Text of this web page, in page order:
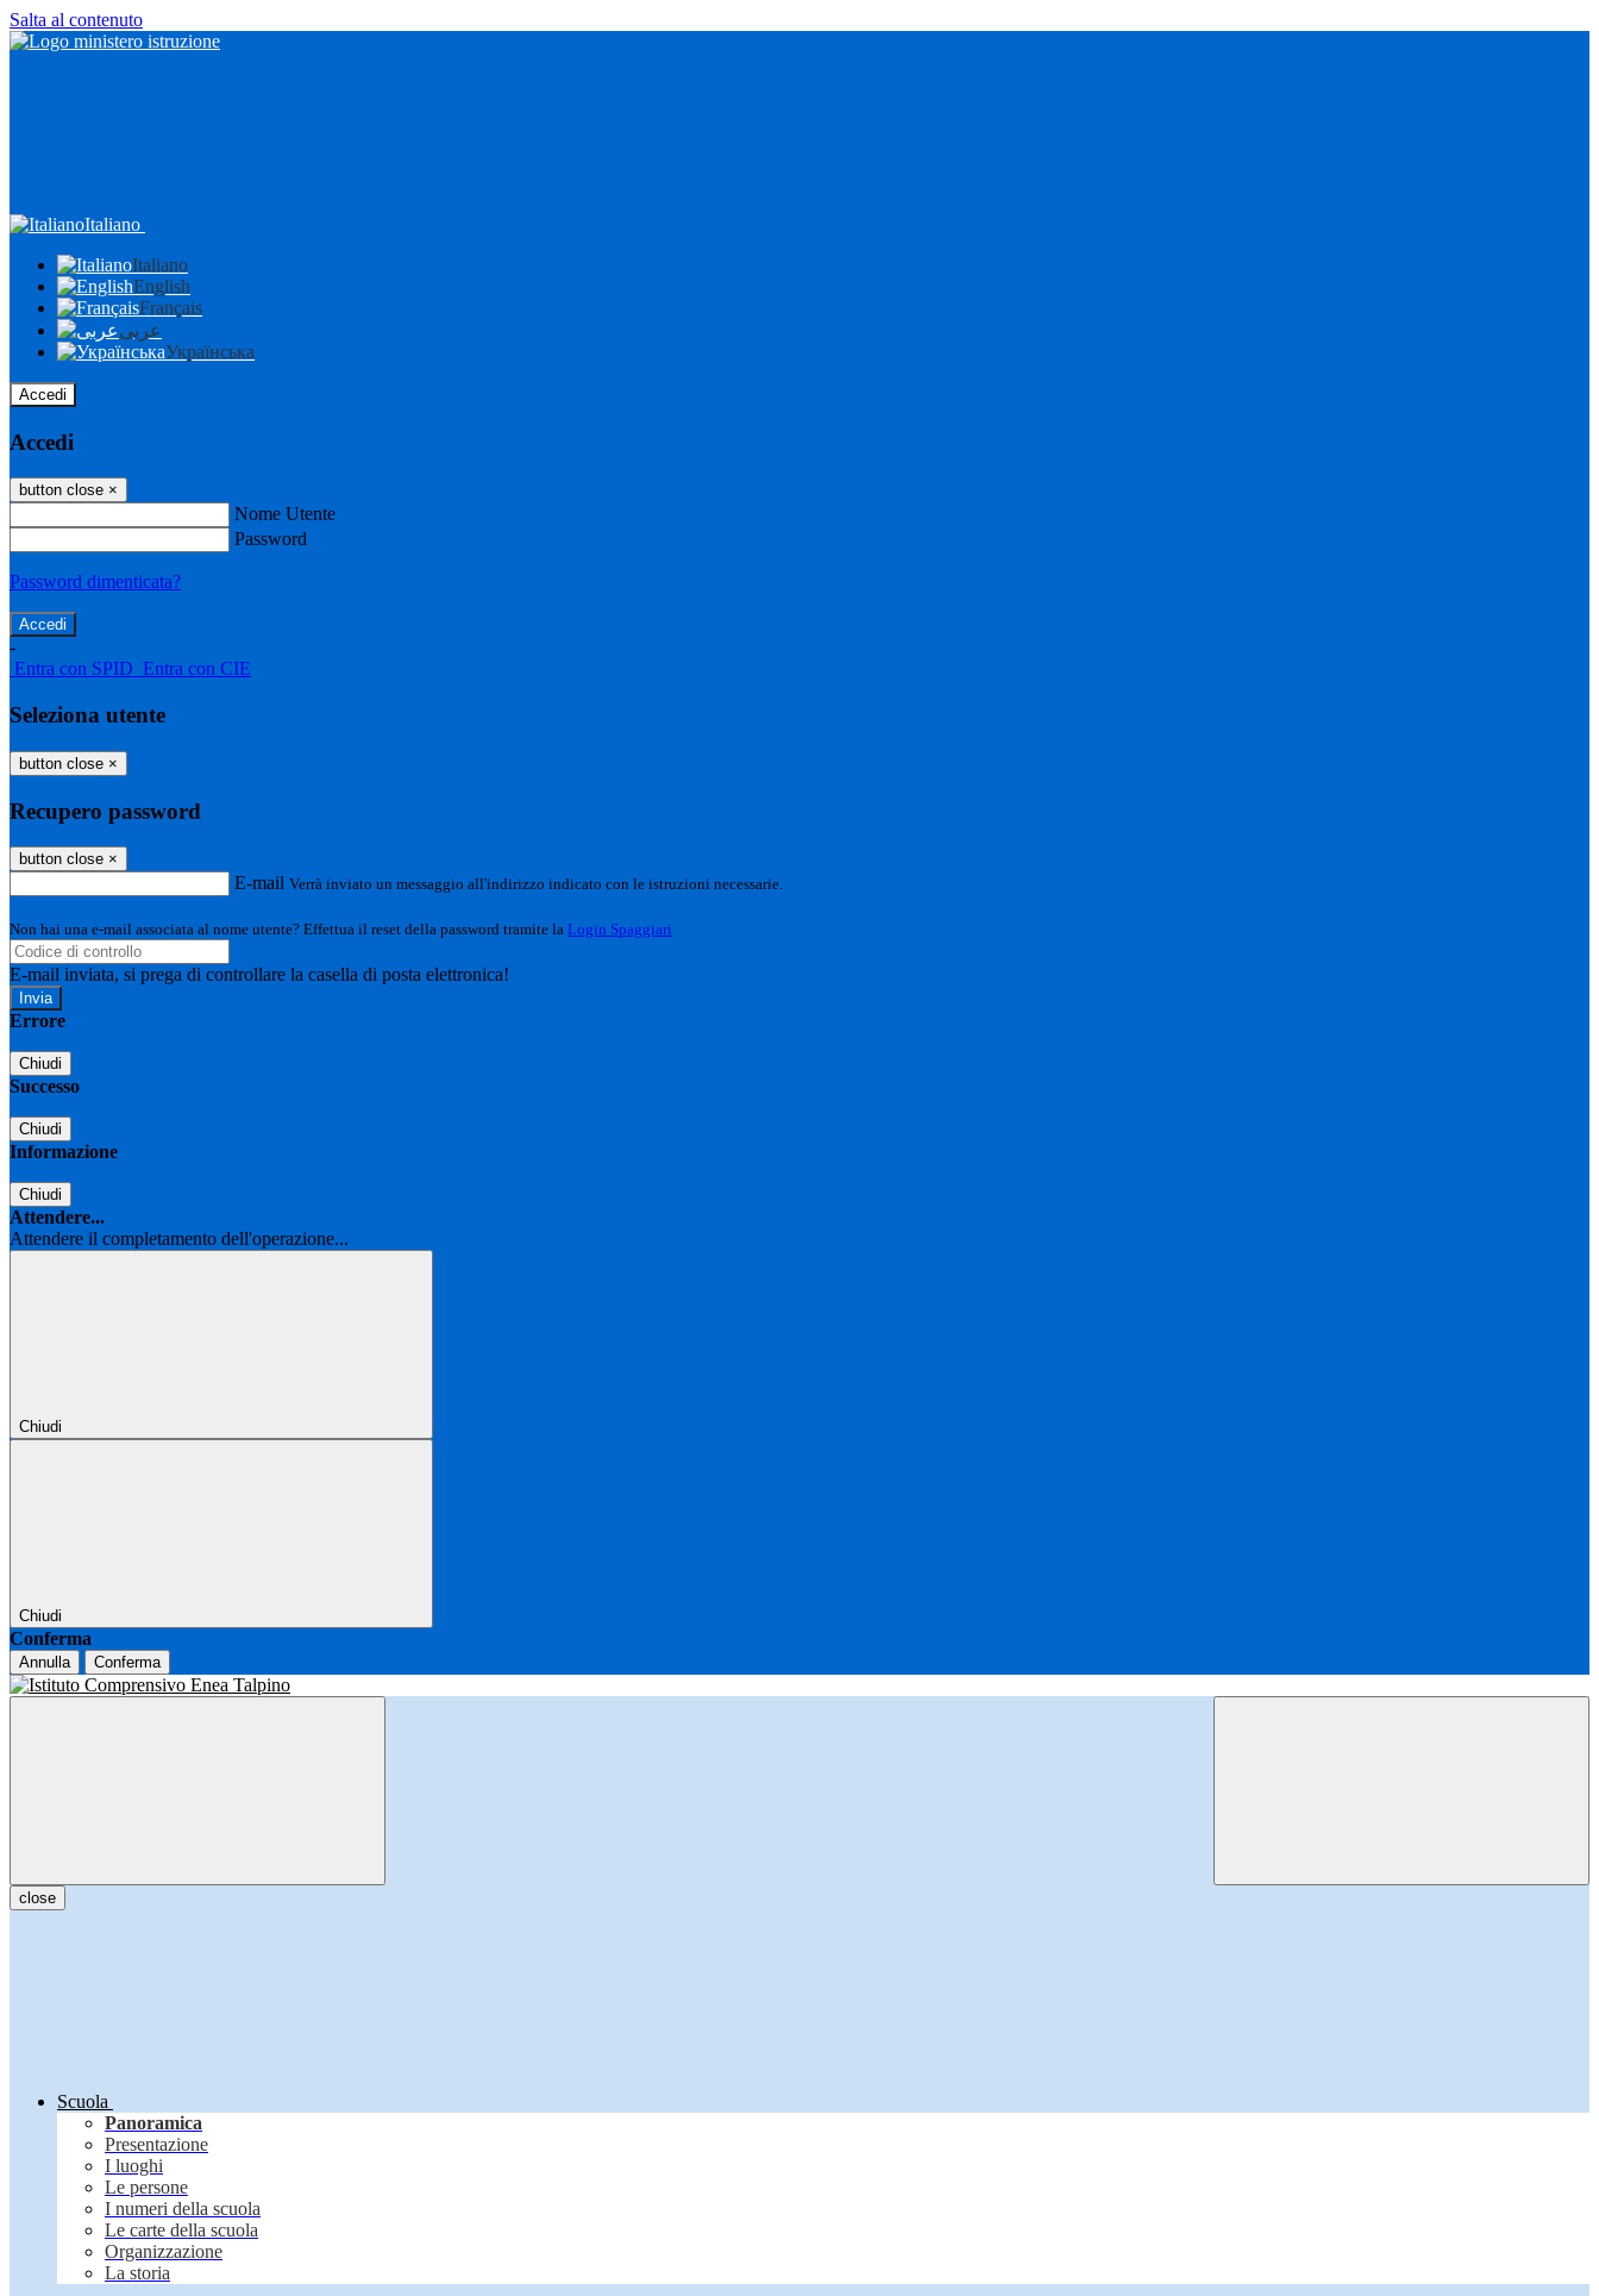
Salta al contenuto
Italiano
Italiano
English
Français
عربى
Українська
Accedi
Accedi
button close ×
Nome Utente
Password
Password dimenticata?
-
Entra con SPID Entra con CIE
Seleziona utente
button close ×
Recupero password
button close ×
E-mail Verrà inviato un messaggio all'indirizzo indicato con le istruzioni necessarie.
Non hai una e-mail associata al nome utente? Effettua il reset della password tramite la Login Spaggiari
E-mail inviata, si prega di controllare la casella di posta elettronica!
Errore
Chiudi
Successo
Chiudi
Informazione
Chiudi
Attendere...
Attendere il completamento dell'operazione...
Chiudi
Chiudi
Conferma
Annulla Conferma
close
Scuola
Panoramica
Presentazione
I luoghi
Le persone
I numeri della scuola
Le carte della scuola
Organizzazione
La storia